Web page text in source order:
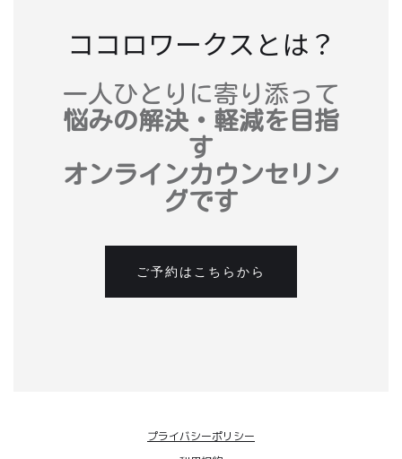
ココロワークスとは？
一人ひとりに寄り添って
悩みの解決・軽減を目指
す
オンラインカウンセリン
グです
ご予約はこちらから
プライバシーポリシー